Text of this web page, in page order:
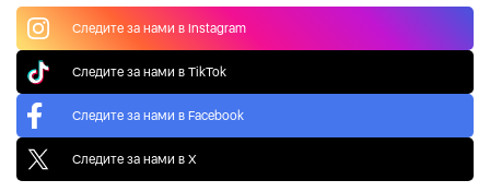
Следите за нами в Instagram
Следите за нами в TikTok
Следите за нами в Facebook
Следите за нами в X